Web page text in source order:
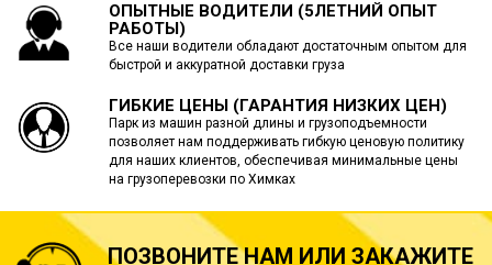
ОПЫТНЫЕ ВОДИТЕЛИ (5ЛЕТНИЙ ОПЫТ
РАБОТЫ)
Все наши водители обладают достаточным опытом для
быстрой и аккуратной доставки груза
ГИБКИЕ ЦЕНЫ (ГАРАНТИЯ НИЗКИХ ЦЕН)
Парк из машин разной длины и грузоподъемности
позволяет нам поддерживать гибкую ценовую политику
для наших клиентов, обеспечивая минимальные цены
на грузоперевозки по Химках
ПОЗВОНИТЕ НАМ ИЛИ ЗАКАЖИТЕ